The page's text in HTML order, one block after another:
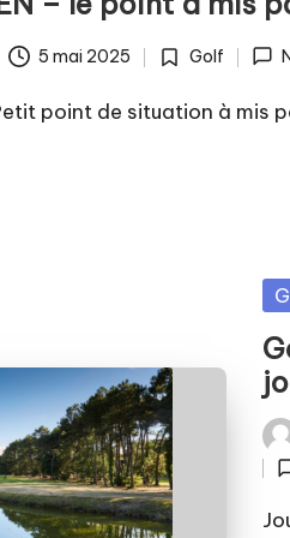
5 mai 2025
Posted
Golf
point de situation à mis
by